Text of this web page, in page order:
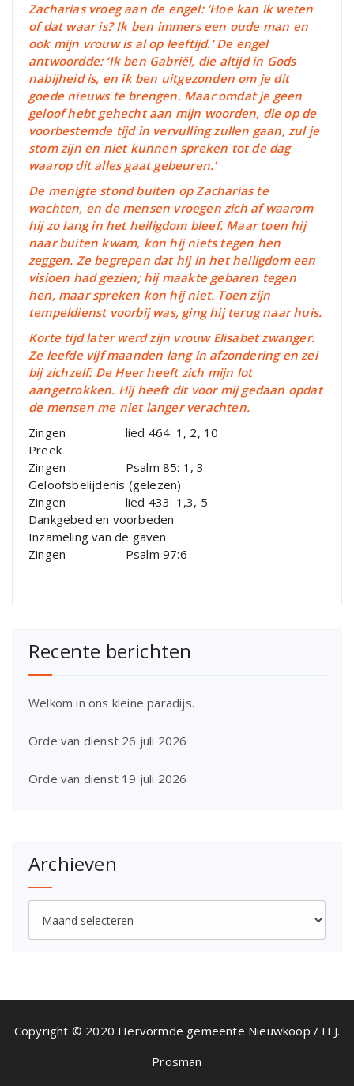
Zacharias vroeg aan de engel: ‘Hoe kan ik weten
of dat waar is? Ik ben immers een oude man en
ook mijn vrouw is al op leeftijd.’ De engel
antwoordde: ‘Ik ben Gabriël, die altijd in Gods
nabijheid is, en ik ben uitgezonden om je dit
goede nieuws te brengen. Maar omdat je geen
geloof hebt gehecht aan mijn woorden, die op de
voorbestemde tijd in vervulling zullen gaan, zul je
stom zijn en niet kunnen spreken tot de dag
waarop dit alles gaat gebeuren.’
De menigte stond buiten op Zacharias te
wachten, en de mensen vroegen zich af waarom
hij zo lang in het heiligdom bleef. Maar toen hij
naar buiten kwam, kon hij niets tegen hen
zeggen. Ze begrepen dat hij in het heiligdom een
visioen had gezien; hij maakte gebaren tegen
hen, maar spreken kon hij niet. Toen zijn
tempeldienst voorbij was, ging hij terug naar huis.
Korte tijd later werd zijn vrouw Elisabet zwanger.
Ze leefde vijf maanden lang in afzondering en zei
bij zichzelf: De Heer heeft zich mijn lot
aangetrokken. Hij heeft dit voor mij gedaan opdat
de mensen me niet langer verachten.
Zingen lied 464: 1, 2, 10
Preek
Zingen Psalm 85: 1, 3
Geloofsbelijdenis (gelezen)
Zingen lied 433: 1,3, 5
Dankgebed en voorbeden
Inzameling van de gaven
Zingen Psalm 97:6
Recente berichten
Welkom in ons kleine paradijs.
Orde van dienst 26 juli 2026
Orde van dienst 19 juli 2026
Archieven
Copyright © 2020 Hervormde gemeente Nieuwkoop / H.J.
Prosman